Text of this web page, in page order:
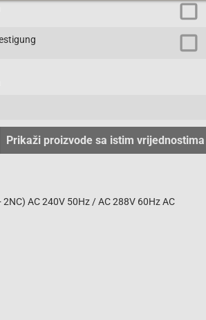
Prikaži proizvode sa istim vrijednostima
AC 240V 50Hz / AC 288V 60Hz AC